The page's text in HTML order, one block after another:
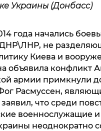
Украины (Донбасс)
года начались
не
Киева и
объявила конфликт
армии примкнули
Расмуссен,
что среди
военнослужащие
неоднократно